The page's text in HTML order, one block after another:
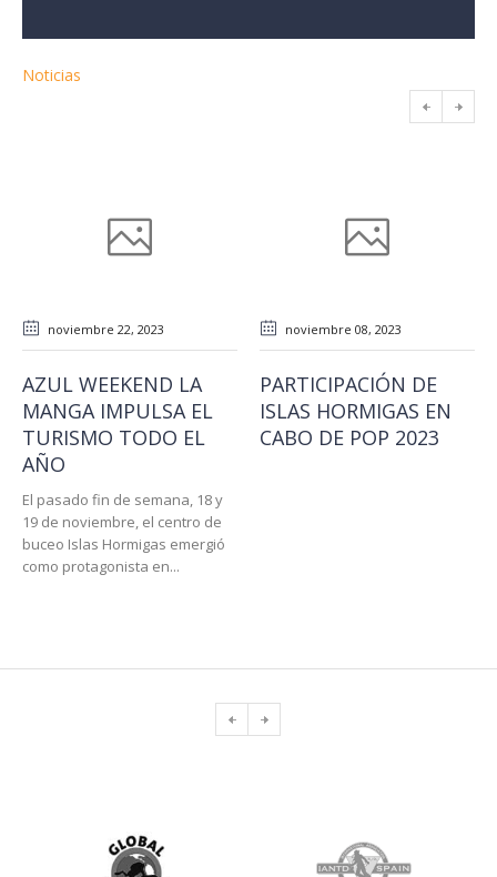
Noticias
noviembre 22, 2023
AZUL WEEKEND LA
MANGA IMPULSA EL
TURISMO TODO EL
AÑO
El pasado fin de semana, 18 y
19 de noviembre, el centro de
buceo Islas Hormigas emergió
como protagonista en...
noviembre 08, 2023
PARTICIPACIÓN DE
ISLAS HORMIGAS EN
CABO DE POP 2023